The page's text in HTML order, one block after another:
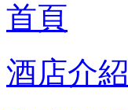
首頁
酒店介紹